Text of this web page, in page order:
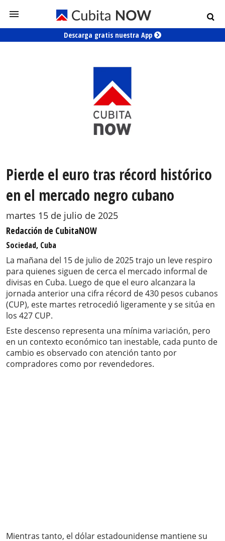
Descarga gratis nuestra App
Pierde el euro tras récord histórico
en el mercado negro cubano
martes 15 de julio de 2025
Redacción de CubitaNOW
Sociedad, Cuba
La mañana del 15 de julio de 2025 trajo un leve respiro
para quienes siguen de cerca el mercado informal de
divisas en Cuba. Luego de que el euro alcanzara la
jornada anterior una cifra récord de 430 pesos cubanos
(CUP), este martes retrocedió ligeramente y se sitúa en
los 427 CUP.
Este descenso representa una mínima variación, pero
en un contexto económico tan inestable, cada punto de
cambio es observado con atención tanto por
compradores como por revendedores.
Mientras tanto, el dólar estadounidense mantiene su